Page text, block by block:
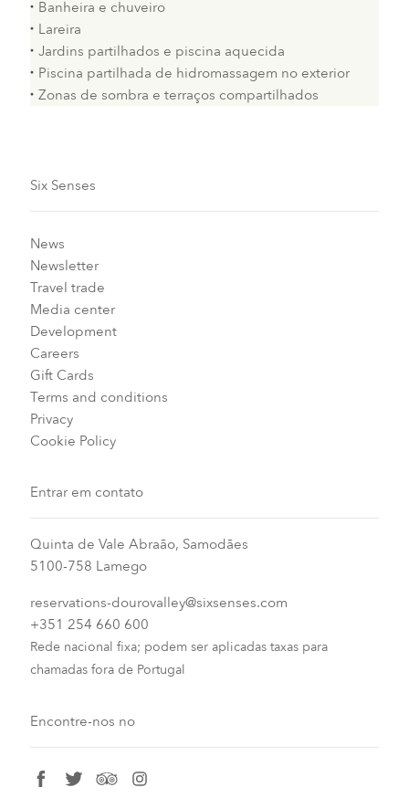
Banheira e chuveiro
Lareira
Jardins partilhados e piscina aquecida
Piscina partilhada de hidromassagem no exterior
Zonas de sombra e terraços compartilhados
Six Senses
News
Newsletter
Travel trade
Media center
Development
Careers
Gift Cards
Terms and conditions
Privacy
Cookie Policy
Entrar em contato
Quinta de Vale Abraão, Samodães
5100-758 Lamego
reservations-dourovalley@sixsenses.com
+351 254 660 600
Rede nacional fixa; podem ser aplicadas taxas para
chamadas fora de Portugal
Encontre-nos no
facebook
twitter tripadvisor